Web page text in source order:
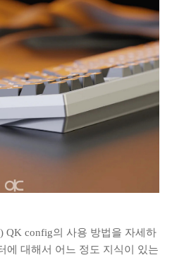
QK config의 사용 방법을 자세하
에 대해서 어느 정도 지식이 있는